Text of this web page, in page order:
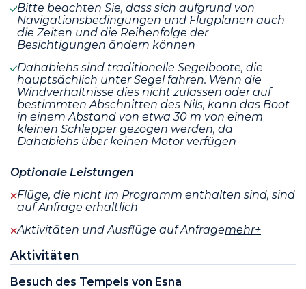
Bitte beachten Sie, dass sich aufgrund von
Navigationsbedingungen und Flugplänen auch
die Zeiten und die Reihenfolge der
Besichtigungen ändern können
Dahabiehs sind traditionelle Segelboote, die
hauptsächlich unter Segel fahren. Wenn die
Windverhältnisse dies nicht zulassen oder auf
bestimmten Abschnitten des Nils, kann das Boot
in einem Abstand von etwa 30 m von einem
kleinen Schlepper gezogen werden, da
Dahabiehs über keinen Motor verfügen
Optionale Leistungen
Flüge, die nicht im Programm enthalten sind, sind
auf Anfrage erhältlich
Aktivitäten und Ausflüge auf Anfragemehr+
Aktivitäten
Besuch des Tempels von Esna